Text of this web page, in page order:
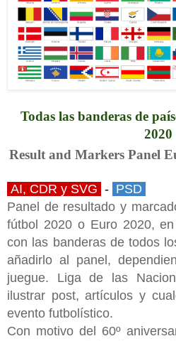
Todas las banderas de
2020
Result and Markers Panel
AI, CDR y SVG - PSD
Panel de resultado y
fútbol 2020 o Euro 2020,
con las banderas de todos
añadirlo al panel,
juegue. Liga de las
ilustrar post, artículos y
evento futbolístico.
Con motivo del 60º